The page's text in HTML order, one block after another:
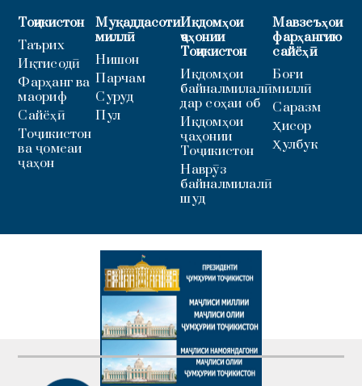
Тоҷикистон
Таърих
Иқтисодӣ
Фарҳанг ва
маориф
Сайёҳӣ
Тоҷикистон
ва ҷомеаи
ҷаҳон
Муқаддасоти
миллӣ
Нишон
Парчам
Суруд
Пул
Иқдомҳои
ҷаҳонии
Тоҷикистон
Иқдомҳои
байналмилалӣ
дар соҳаи об
Иқдомҳои
ҷаҳонии
Тоҷикистон
Наврӯз
байналмилалӣ
шуд
Мавзеъҳои
фарҳангию
сайёҳӣ
Боғи
миллӣ
Саразм
Ҳисор
Ҳулбук